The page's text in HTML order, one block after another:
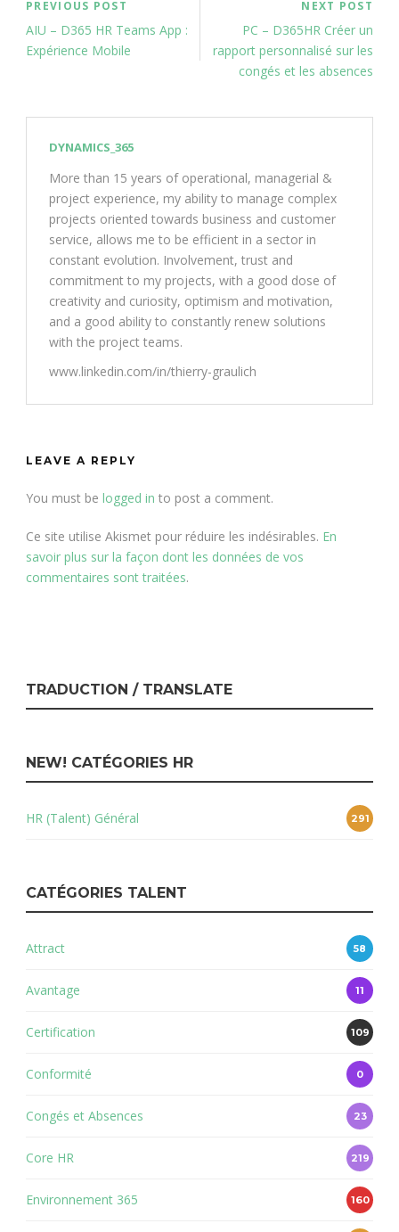
PREVIOUS POST
AIU – D365 HR Teams App :
Expérience Mobile
NEXT POST
PC – D365HR Créer un
rapport personnalisé sur les
congés et les absences
DYNAMICS_365
More than 15 years of operational, managerial &
project experience, my ability to manage complex
projects oriented towards business and customer
service, allows me to be efficient in a sector in
constant evolution. Involvement, trust and
commitment to my projects, with a good dose of
creativity and curiosity, optimism and motivation,
and a good ability to constantly renew solutions
with the project teams.
www.linkedin.com/in/thierry-graulich
LEAVE A REPLY
You must be logged in to post a comment.
Ce site utilise Akismet pour réduire les indésirables. En
savoir plus sur la façon dont les données de vos
commentaires sont traitées.
TRADUCTION / TRANSLATE
NEW! CATÉGORIES HR
HR (Talent) Général 291
CATÉGORIES TALENT
Attract 58
Avantage 11
Certification 109
Conformité 0
Congés et Absences 23
Core HR 219
Environnement 365 160